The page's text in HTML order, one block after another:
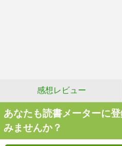
感想レビュー
あなたも読書メーターに
みませんか？